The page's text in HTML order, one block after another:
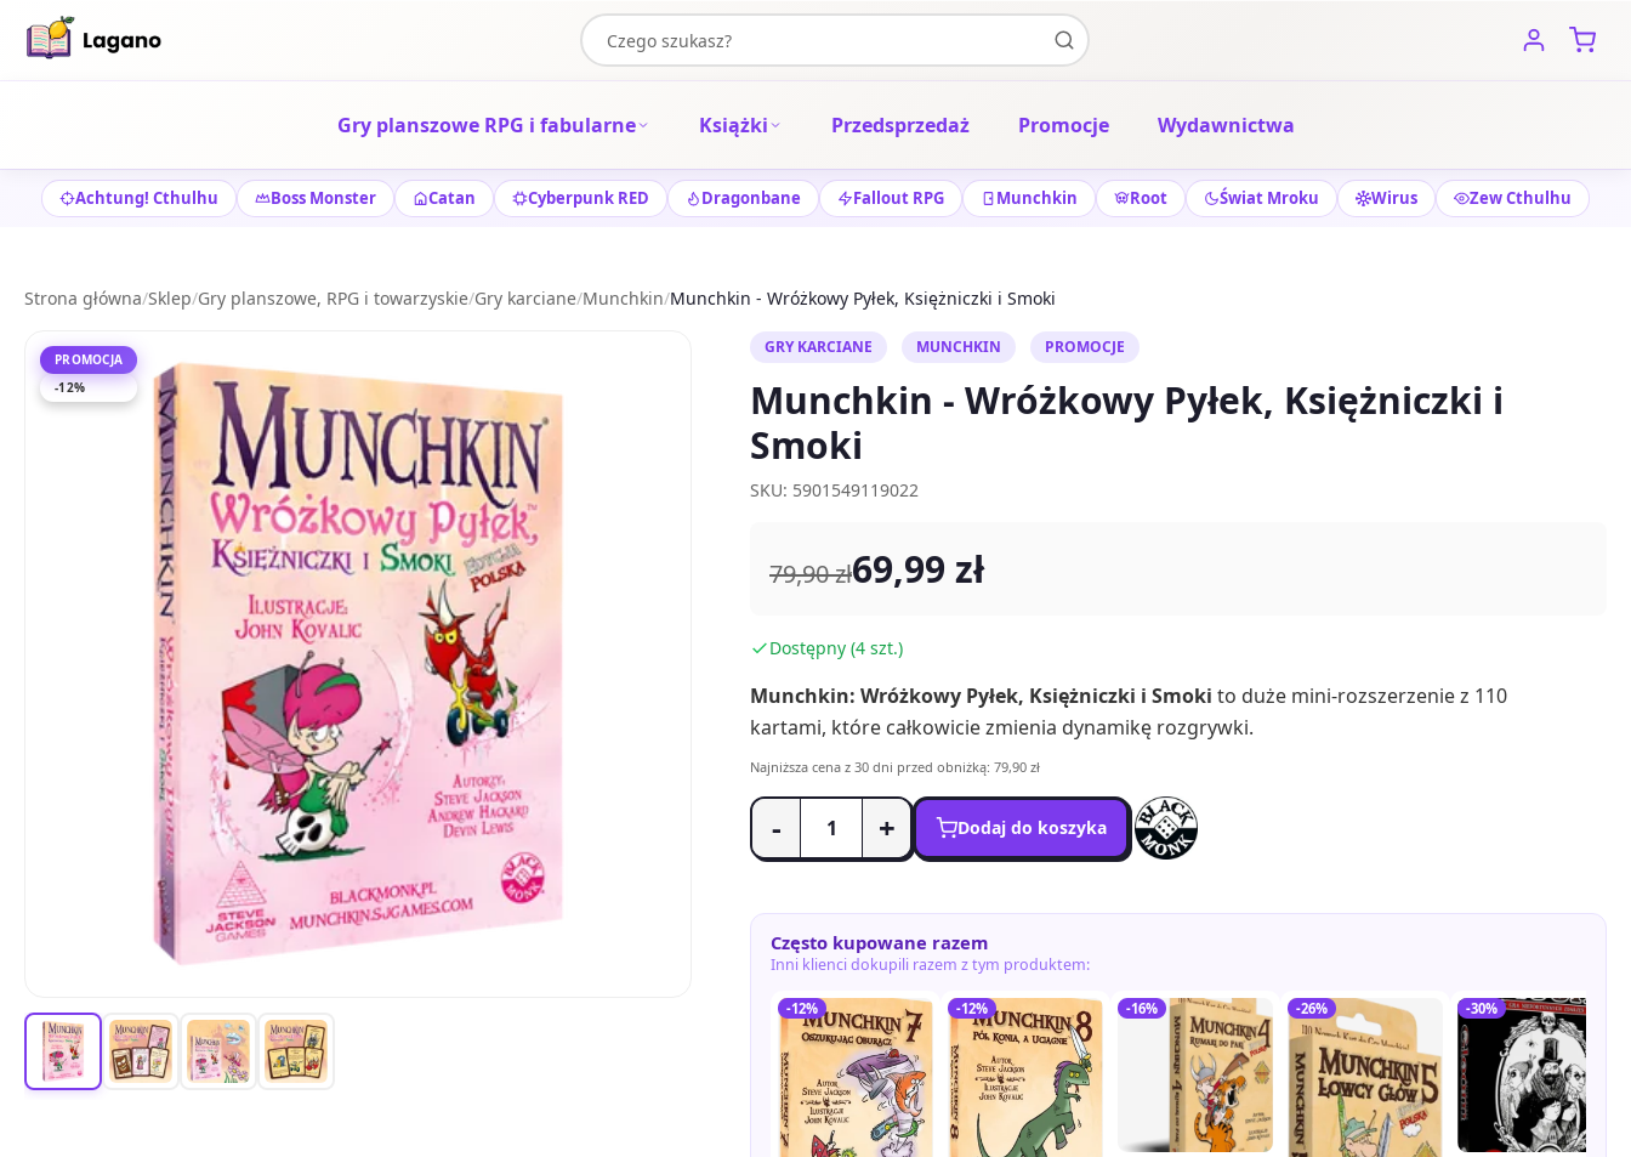
Gry planszowe RPG i fabularne Książki Przedsprzedaż Promocje Wydawnictwa
Achtung! Cthulhu Boss Monster Catan Cyberpunk RED Dragonbane Fallout RPG Munchkin Root Świat Mroku Wirus Zew Cthulhu
Strona główna/Sklep/Gry planszowe, RPG i towarzyskie/Gry karciane/Munchkin/Munchkin - Wróżkowy Pyłek, Księżniczki i Smoki
PROMOCJA
-12%
GRY KARCIANE MUNCHKIN PROMOCJE
Munchkin - Wróżkowy Pyłek, Księżniczki i
Smoki
SKU: 5901549119022
79,90 zł69,99 zł
Dostępny (4 szt.)
Munchkin: Wróżkowy Pyłek, Księżniczki i Smoki to duże mini-rozszerzenie z 110
kartami, które całkowicie zmienia dynamikę rozgrywki.
Najniższa cena z 30 dni przed obniżką: 79,90 zł
- + Dodaj do koszyka
Często kupowane razem
Inni klienci dokupili razem z tym produktem:
-12% -12% -16% -26% -30%